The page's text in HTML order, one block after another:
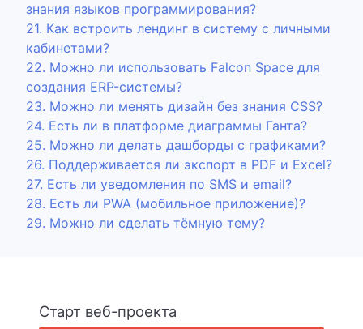
знания языков программирования?
21. Как встроить лендинг в систему с личными
кабинетами?
22. Можно ли использовать Falcon Space для
создания ERP-системы?
23. Можно ли менять дизайн без знания CSS?
24. Есть ли в платформе диаграммы Ганта?
25. Можно ли делать дашборды с графиками?
26. Поддерживается ли экспорт в PDF и Excel?
27. Есть ли уведомления по SMS и email?
28. Есть ли PWA (мобильное приложение)?
29. Можно ли сделать тёмную тему?
Старт веб-проекта